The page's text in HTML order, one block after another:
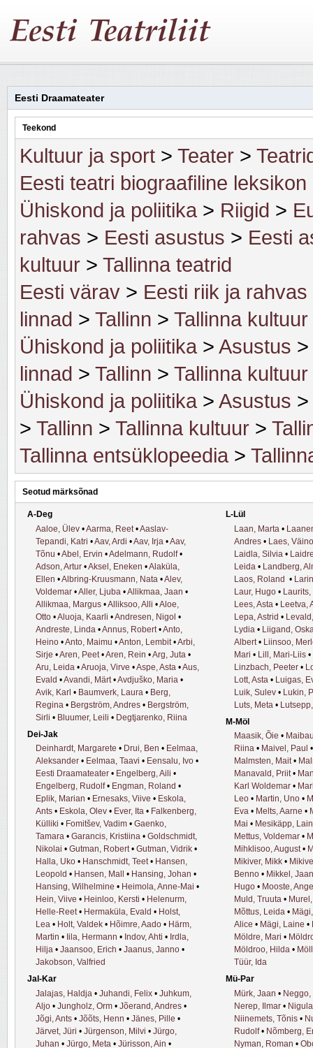
Eesti Draamateater
Teekond
Kultuur ja sport > Teater >
Eesti teatri biograafiline leksikon
Ühiskond ja poliitika > Riigid >
rahvas > Eesti asustus > Eesti
kultuur > Tallinna teatrid
Eesti värav > Eesti riik ja rahvas
linnad > Tallinn > Tallinna kultuur
Ühiskond ja poliitika > Asustus >
linnad > Tallinn > Tallinna kultuur
Ühiskond ja poliitika > Asustus
> Tallinn > Tallinna kultuur >
Tallinna entsüklopeedia >
Seotud märksõnad
A-Deg
Aaloe, Ülev •Aarma, Reet •Aaslav-
Tepandi, Katri •Aav, Ardi •Aav, Irja •Aav,
Tõnu •Abel, Ervin •Adelmann, Rudolf•
Adson, Artur •Aksel, Eneken •Alaküla,
Ellen •Albring-Kruusmann, Nata •Alev,
Voldemar •Aller, Ljuba •Allikmaa, Jaan •
Allikmaa, Margus •Alliksoo, Alli •Aloe,
Otto •Aluoja, Kaarli •Andresen, Nigol •
Andreste, Linda •Annus, Robert •Anto,
Heino •Anto, Maimu •Anton, Lembit •Arbi,
Sirje •Aren, Peet •Aren, Rein •Arg, Juta •
Aru, Leida •Aruoja, Virve •Aspe, Asta •Aus,
Evald •Avandi, Märt •Avdjuško, Maria •
Avik, Karl • Baumverk, Laura • Berg,
Regina • Bergström, Andres • Bergström,
Sirli • Bluumer, Leili • Degtjarenko, Riina
Dei-Jak
Deinhardt, Margarete • Drui, Ben • Eelmaa,
Aleksander • Eelmaa, Taavi • Eensalu, Ivo •
Eesti Draamateater • Engelberg, Aili •
Engelberg, Rudolf• Engman, Roland •
Eplik, Marian • Ernesaks, Viive • Eskola,
Ants • Eskola, Olev • Ever, Ita • Falkenberg,
Külliki • Fomitšev, Vadim • Gaenko,
Tamara • Garancis, Kristiina • Goldschmidt,
Nikolai • Gutman, Robert• Gutman, Vidrik •
Halla, Uko • Hanschmidt, Teet• Hansen,
Leopold • Hansen, Mall • Hansing, Johan •
Hansing, Wilhelmine • Heimola, Anne-Mai •
Hein, Viive • Heinloo, Kersti • Helenurm,
Helle-Reet• Hermaküla, Evald • Holst,
Lea • Holt, Valdek • Hõimre, Aado • Härm,
Martin • Iila, Hermann • Indov, Ahti • Irdla,
Hilja • Jaansoo, Erich • Jaanus, Janno •
Jakobson, Valfried
Jal-Kar
Jalajas, Haldja • Juhandi, Felix • Juhkum,
Aljo • Jungholz, Orm • Jõerand, Andres •
Jõgi, Ants • Jõõts, Henn • Jänes, Pille •
Järvet, Jüri • Jürgenson, Milvi • Jürgo,
Juhan • Jürgo, Meta • Jürisson, Ain •
L-Lül
Laan, Marta •
Andres • Laes, Väino
Laidla, Silvia •
Leida • Landberg,
Laos, Roland •
Laur, Hugo •
Lees, Asta • Leetva,
Lepa, Astrid •
Lydia • Liigand,
Albert • Liinsoo,
Mari • Lill, Mari-Liis •
Linzbach, Peeter •
Lott, Asta • Luigas,
Luik, Sulev • Lukin,
Luts, Meta •
M-Möl
Maasik, Õie •
Riina • Maivel, Paul
Malmsten, Mait•
Manavald, Priit•
Karl Woldemar •
Leo • Martin, Uno •
Eva • Melts, Aarne •
Mai • Mesikäpp,
Mettus, Voldemar •
Mihklisoo, August•
Mikiver, Mikk •
Benno • Mikkel, Jaan
Hugo • Mooste,
Muld, Truuta •
Mõttus, Leida •
Alice • Mägi, Laine •
Möldre, Mari •
Möldroo, Hilda •
Tüür, Ida
Mü-Par
Mürk, Jaan • Neggo,
Nerep, Ilmar •
Niinemets, Tõnis •
Rudolf• Nõmberg,
Nyman, Roman •